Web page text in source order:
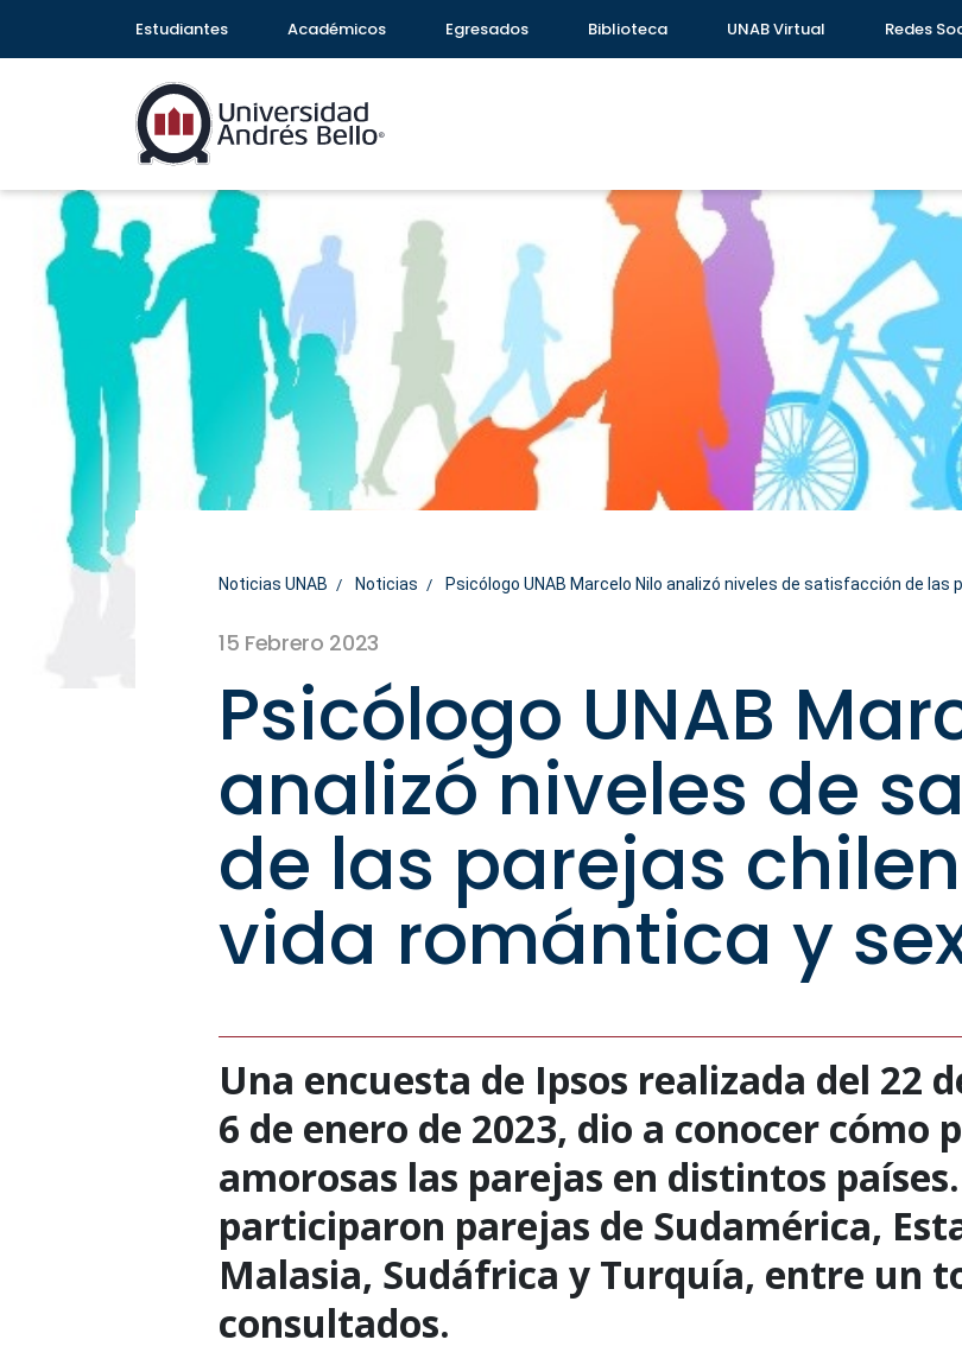
Estudiantes Académicos Egresados Biblioteca UNAB Virtual Redes
Noticias UNAB Noticias Psicólogo UNAB Marcelo Nilo analizó niveles de satisfacción de las
15 Febrero 2023
Psicólogo UNAB
analizó niveles de
de las parejas
vida romántica y
Una encuesta de Ipsos realizada del 22
6 de enero de 2023, dio a conocer cómo
amorosas las parejas en distintos
participaron parejas de Sudamérica,
Malasia, Sudáfrica y Turquía, entre un
consultados.